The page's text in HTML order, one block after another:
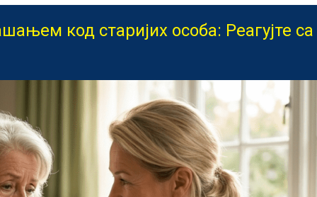
код старијих особа: Реагујте са